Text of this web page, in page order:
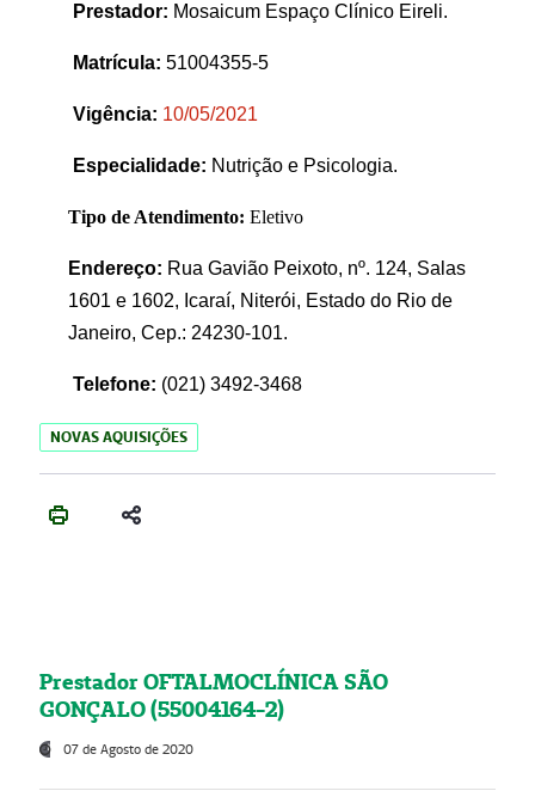
Prestador: Mosaicum Espaço Clínico Eireli.
Matrícula: 51004355-5
Vigência: 10/05/2021
Especialidade: Nutrição e Psicologia.
Tipo de Atendimento: Eletivo
Endereço: Rua Gavião Peixoto, nº. 124, Salas
1601 e 1602, Icaraí, Niterói, Estado do Rio de
Janeiro, Cep.: 24230-101.
Telefone: (021) 3492-3468
NOVAS AQUISIÇÕES
Prestador OFTALMOCLÍNICA SÃO
GONÇALO (55004164-2)
07 de Agosto de 2020